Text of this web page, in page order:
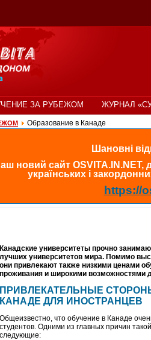
ЗА РУБЕЖОМ ЖУРНАЛ
Образование в Канаде
Шановні
новий сайт
українських і
https://
Канадские университеты прочно
лучших университетов мира. Помимо
они привлекают также низкими ценами
проживания и широкими возможностями
ПРИВЛЕКАТЕЛЬНЫЕ
КАНАДЕ ДЛЯ ИНОСТРАНЦЕВ
Общеизвестно, что обучение в Канаде
студентов. Одними из главных причин
следующие: